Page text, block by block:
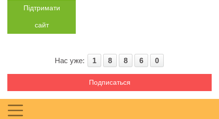
Підтримати
сайт
Нас уже: 1 8 8 6 0
Подписаться